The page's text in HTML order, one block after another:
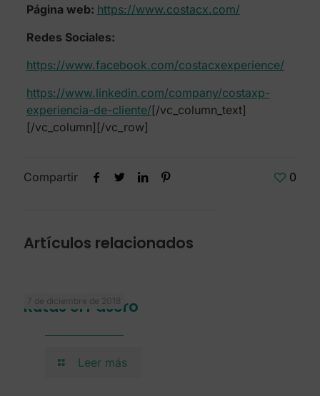
Página web: https://www.costacx.com/
Redes Sociales:
https://www.facebook.com/costacxexperience/
https://www.linkedin.com/company/costaxp-
experiencia-de-cliente/[/vc_column_text]
[/vc_column][/vc_row]
Compartir 0
Artículos relacionados
7 de diciembre de 2018
Rutas el Pasero
Leer más